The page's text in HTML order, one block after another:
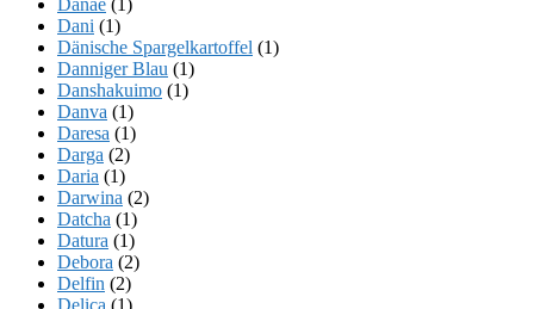
Dani (1)
Dänische Spargelkartoffel (1)
Danniger Blau (1)
Danshakuimo (1)
Danva (1)
Daresa (1)
Darga (2)
Daria (1)
Darwina (2)
Datcha (1)
Datura (1)
Debora (2)
Delfin (2)
Delica (1)